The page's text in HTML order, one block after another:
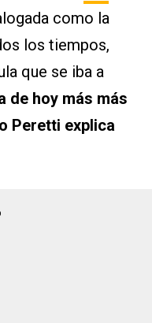
como la
los tiempos,
que se iba a
de hoy más más
Peretti explica